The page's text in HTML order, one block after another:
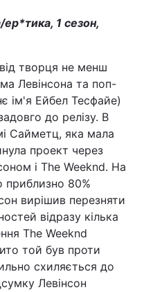
Статті
1 сезон,
творця не менш
Левінсона та поп-
ім'я Ейбел Тесфайе)
до релізу. В
Сайметц, яка мала
проект через
і The Weeknd. На
приблизно 80%
вирішив перезняти
відразу кілька
The Weeknd
той був проти
схиляється до
Левінсон